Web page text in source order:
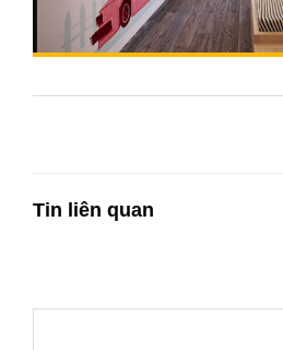
Tin liên quan